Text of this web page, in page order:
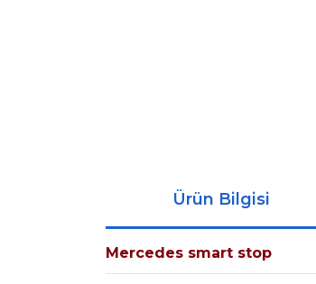
Ürün Bilgisi
Mercedes smart stop